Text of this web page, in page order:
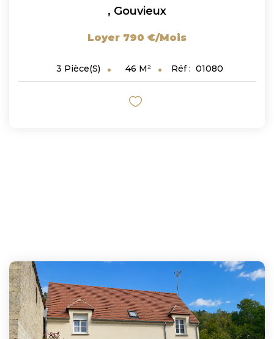
, Gouvieux
Loyer 790 €/mois
3 Pièce(s) 46 M² Réf : 01080